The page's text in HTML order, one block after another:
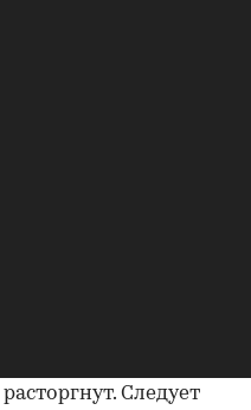
Следует